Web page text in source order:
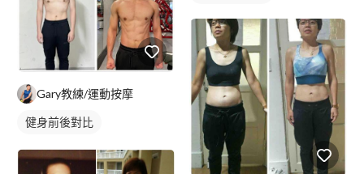
Gary教練/運動按摩
健身前後對比